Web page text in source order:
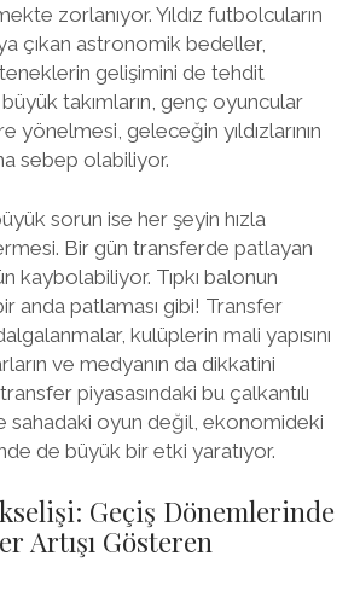
zorlanıyor. Yıldız futbolcuların
çıkan astronomik bedeller,
gelişimini de tehdit
takımların, genç oyuncular
yönelmesi, geleceğin yıldızlarının
sebep olabiliyor.
sorun ise her şeyin hızla
Bir gün transferde patlayan
kaybolabiliyor. Tıpkı balonun
anda patlaması gibi! Transfer
kulüplerin mali yapısını
ve medyanın da dikkatini
piyasasındaki bu çalkantılı
sahadaki oyun değil, ekonomideki
de büyük bir etki yaratıyor.
Geçiş Dönemlerinde
Artışı Gösteren